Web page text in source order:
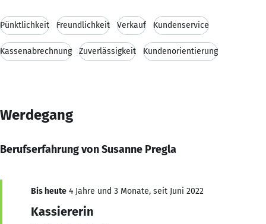
Pünktlichkeit Freundlichkeit Verkauf Kundenservice
Kassenabrechnung Zuverlässigkeit Kundenorientierung
Werdegang
Berufserfahrung von Susanne Pregla
Bis heute 4 Jahre und 3 Monate, seit Juni 2022
Kassiererin